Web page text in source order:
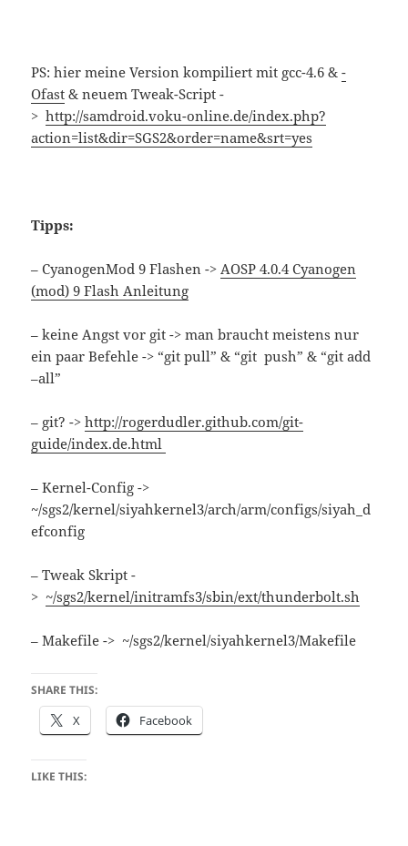
PS: hier meine Version kompiliert mit gcc-4.6 &-
Ofast & neuem Tweak-Script -
>http://samdroid.voku-online.de/index.php?
action=list&dir=SGS2&order=name&srt=yes
Tipps:
– CyanogenMod 9 Flashen ->AOSP 4.0.4 Cyanogen
(mod) 9 Flash Anleitung
– keine Angst vor git -> man braucht meistens nur
ein paar Befehle -> “git pull” & “git push” & “git add
–all”
– git? ->http://rogerdudler.github.com/git-
guide/index.de.html
– Kernel-Config ->
~/sgs2/kernel/siyahkernel3/arch/arm/configs/siyah_d
efconfig
– Tweak Skript -
>~/sgs2/kernel/initramfs3/sbin/ext/thunderbolt.sh
– Makefile -> ~/sgs2/kernel/siyahkernel3/Makefile
SHARE THIS:
X Facebook
LIKE THIS: